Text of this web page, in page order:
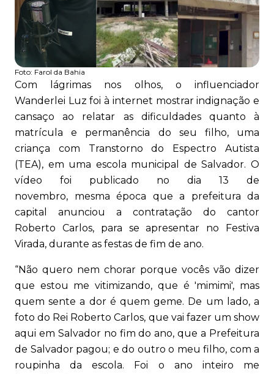
Foto: Farol da Bahia
Com lágrimas nos olhos, o influenciador
Wanderlei Luz foi à internet mostrar indignação e
cansaço ao relatar as dificuldades quanto à
matrícula e permanência do seu filho, uma
criança com Transtorno do Espectro Autista
(TEA), em uma escola municipal de Salvador. O
vídeo foi publicado no dia 13 de
novembro, mesma época que a prefeitura da
capital anunciou a contratação do cantor
Roberto Carlos, para se apresentar no Festiva
Virada, durante as festas de fim de ano.
“Não quero nem chorar porque vocês vão dizer
que estou me vitimizando, que é 'mimimi', mas
quem sente a dor é quem geme. De um lado, a
foto do Rei Roberto Carlos, que vai fazer um show
aqui em Salvador no fim do ano, que a Prefeitura
de Salvador pagou; e do outro o meu filho, com a
roupinha da escola. Foi o ano inteiro me